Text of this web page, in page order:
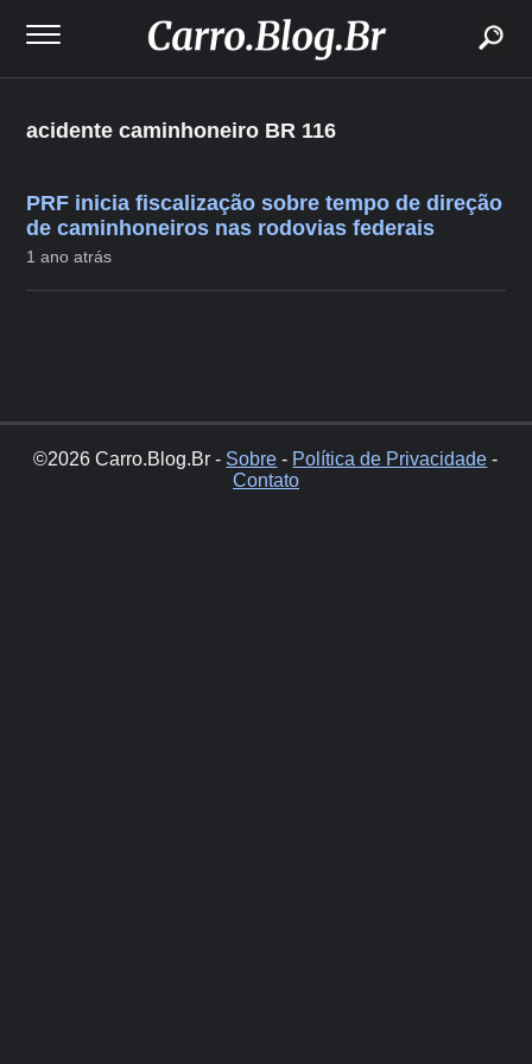
acidente caminhoneiro BR 116
PRF inicia fiscalização sobre tempo de direção
de caminhoneiros nas rodovias federais
1 ano atrás
©2026 Carro.Blog.Br - Sobre - Política de Privacidade -
Contato